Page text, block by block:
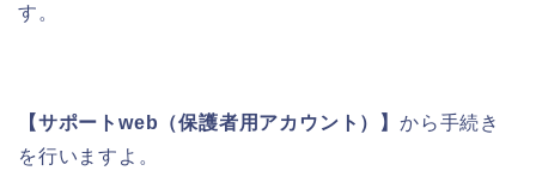
す。
【サポートweb（保護者用アカウント）】 から手続き
を行いますよ。